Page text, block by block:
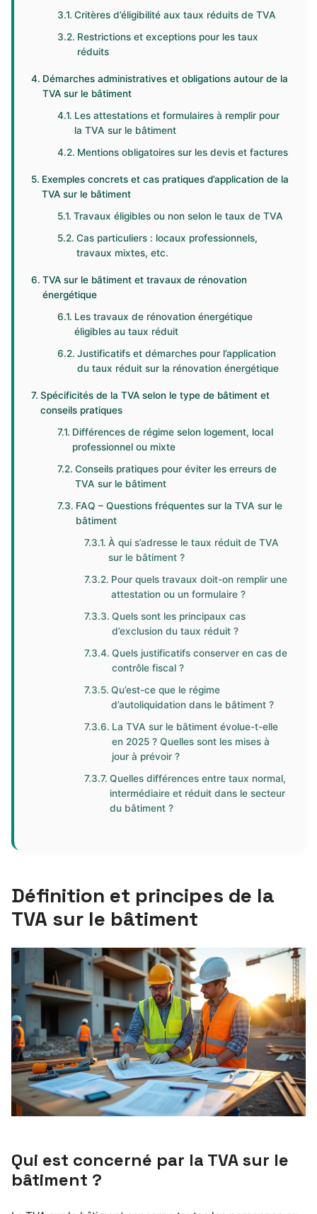
Critères d’éligibilité aux taux réduits de TVA
Restrictions et exceptions pour les taux
réduits
Démarches administratives et obligations autour de la
TVA sur le bâtiment
Les attestations et formulaires à remplir pour
la TVA sur le bâtiment
Mentions obligatoires sur les devis et factures
Exemples concrets et cas pratiques d’application de la
TVA sur le bâtiment
Travaux éligibles ou non selon le taux de TVA
Cas particuliers : locaux professionnels,
travaux mixtes, etc.
TVA sur le bâtiment et travaux de rénovation
énergétique
Les travaux de rénovation énergétique
éligibles au taux réduit
Justificatifs et démarches pour l’application
du taux réduit sur la rénovation énergétique
Spécificités de la TVA selon le type de bâtiment et
conseils pratiques
Différences de régime selon logement, local
professionnel ou mixte
Conseils pratiques pour éviter les erreurs de
TVA sur le bâtiment
FAQ – Questions fréquentes sur la TVA sur le
bâtiment
À qui s’adresse le taux réduit de TVA
sur le bâtiment ?
Pour quels travaux doit-on remplir une
attestation ou un formulaire ?
Quels sont les principaux cas
d’exclusion du taux réduit ?
Quels justificatifs conserver en cas de
contrôle fiscal ?
Qu’est-ce que le régime
d’autoliquidation dans le bâtiment ?
La TVA sur le bâtiment évolue-t-elle
en 2025 ? Quelles sont les mises à
jour à prévoir ?
Quelles différences entre taux normal,
intermédiaire et réduit dans le secteur
du bâtiment ?
Définition et principes de la
TVA sur le bâtiment
Qui est concerné par la TVA sur le
bâtiment ?